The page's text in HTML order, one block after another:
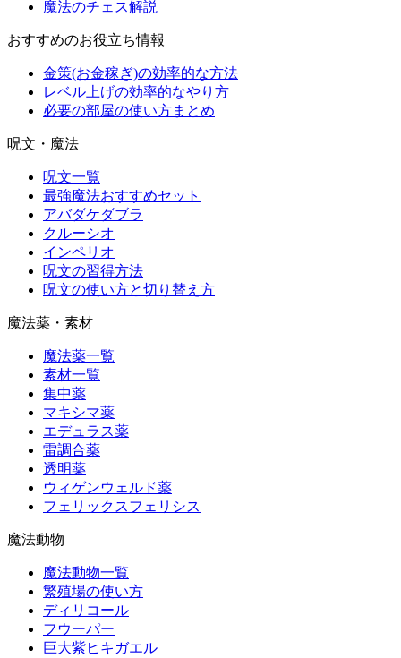
魔法のチェス解説
おすすめのお役立ち情報
金策(お金稼ぎ)の効率的な方法
レベル上げの効率的なやり方
必要の部屋の使い方まとめ
呪文・魔法
呪文一覧
最強魔法おすすめセット
アバダケダブラ
クルーシオ
インペリオ
呪文の習得方法
呪文の使い方と切り替え方
魔法薬・素材
魔法薬一覧
素材一覧
集中薬
マキシマ薬
エデュラス薬
雷調合薬
透明薬
ウィゲンウェルド薬
フェリックスフェリシス
魔法動物
魔法動物一覧
繁殖場の使い方
ディリコール
フウーパー
巨大紫ヒキガエル